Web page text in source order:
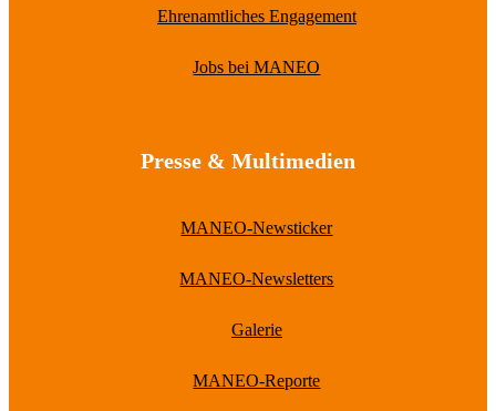
Ehrenamtliches Engagement
Jobs bei MANEO
Presse & Multimedien
MANEO-Newsticker
MANEO-Newsletters
Galerie
MANEO-Reporte